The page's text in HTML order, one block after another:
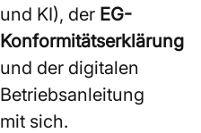
und KI), der EG-
Konformitätserklärung
und der digitalen
Betriebsanleitung
mit sich.